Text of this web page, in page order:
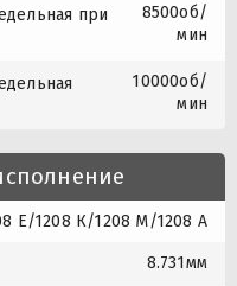
при
8500об/
мин
10000об/
мин
Е/1208 К/1208 М/1208 А
8.731мм